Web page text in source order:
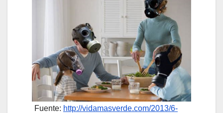
Fuente: http://vidamasverde.com/2013/6-